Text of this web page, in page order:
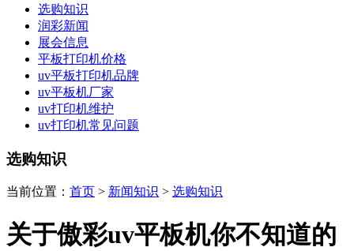
选购知识
润彩新闻
展会信息
平板打印机价格
uv平板打印机品牌
uv平板机厂家
uv打印机维护
uv打印机常见问题
选购知识
当前位置： 首页 > 新闻知识 > 选购知识
关于傲彩uv平板机你不知道的